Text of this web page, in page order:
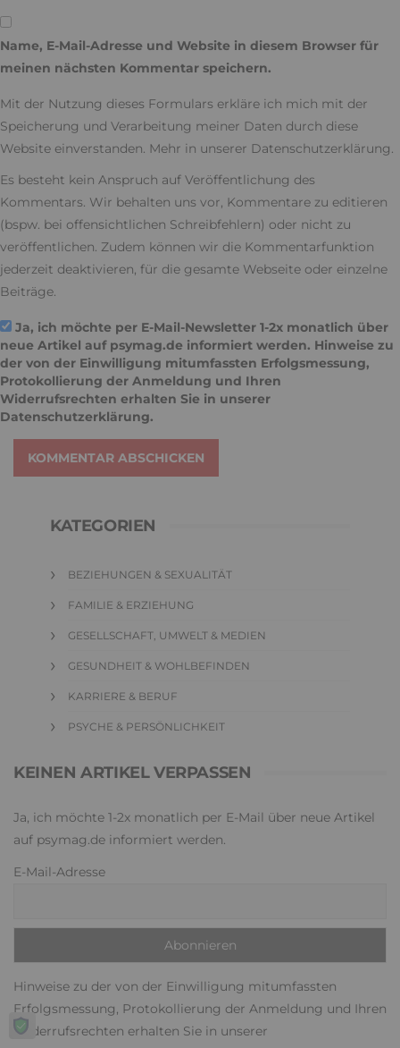
Name, E-Mail-Adresse und Website in diesem Browser für
meinen nächsten Kommentar speichern.
Mit der Nutzung dieses Formulars erkläre ich mich mit der
Speicherung und Verarbeitung meiner Daten durch diese
Website einverstanden. Mehr in unserer Datenschutzerklärung.
Es besteht kein Anspruch auf Veröffentlichung des
Kommentars. Wir behalten uns vor, Kommentare zu editieren
(bspw. bei offensichtlichen Schreibfehlern) oder nicht zu
veröffentlichen. Zudem können wir die Kommentarfunktion
jederzeit deaktivieren, für die gesamte Webseite oder einzelne
Beiträge.
Ja, ich möchte per E-Mail-Newsletter 1-2x monatlich über
neue Artikel auf psymag.de informiert werden. Hinweise zu
der von der Einwilligung mitumfassten Erfolgsmessung,
Protokollierung der Anmeldung und Ihren
Widerrufsrechten erhalten Sie in unserer
Datenschutzerklärung.
KOMMENTAR ABSCHICKEN
KATEGORIEN
BEZIEHUNGEN & SEXUALITÄT
FAMILIE & ERZIEHUNG
GESELLSCHAFT, UMWELT & MEDIEN
GESUNDHEIT & WOHLBEFINDEN
KARRIERE & BERUF
PSYCHE & PERSÖNLICHKEIT
KEINEN ARTIKEL VERPASSEN
Ja, ich möchte 1-2x monatlich per E-Mail über neue Artikel
auf psymag.de informiert werden.
E-Mail-Adresse
Hinweise zu der von der Einwilligung mitumfassten
Erfolgsmessung, Protokollierung der Anmeldung und Ihren
Widerrufsrechten erhalten Sie in unserer